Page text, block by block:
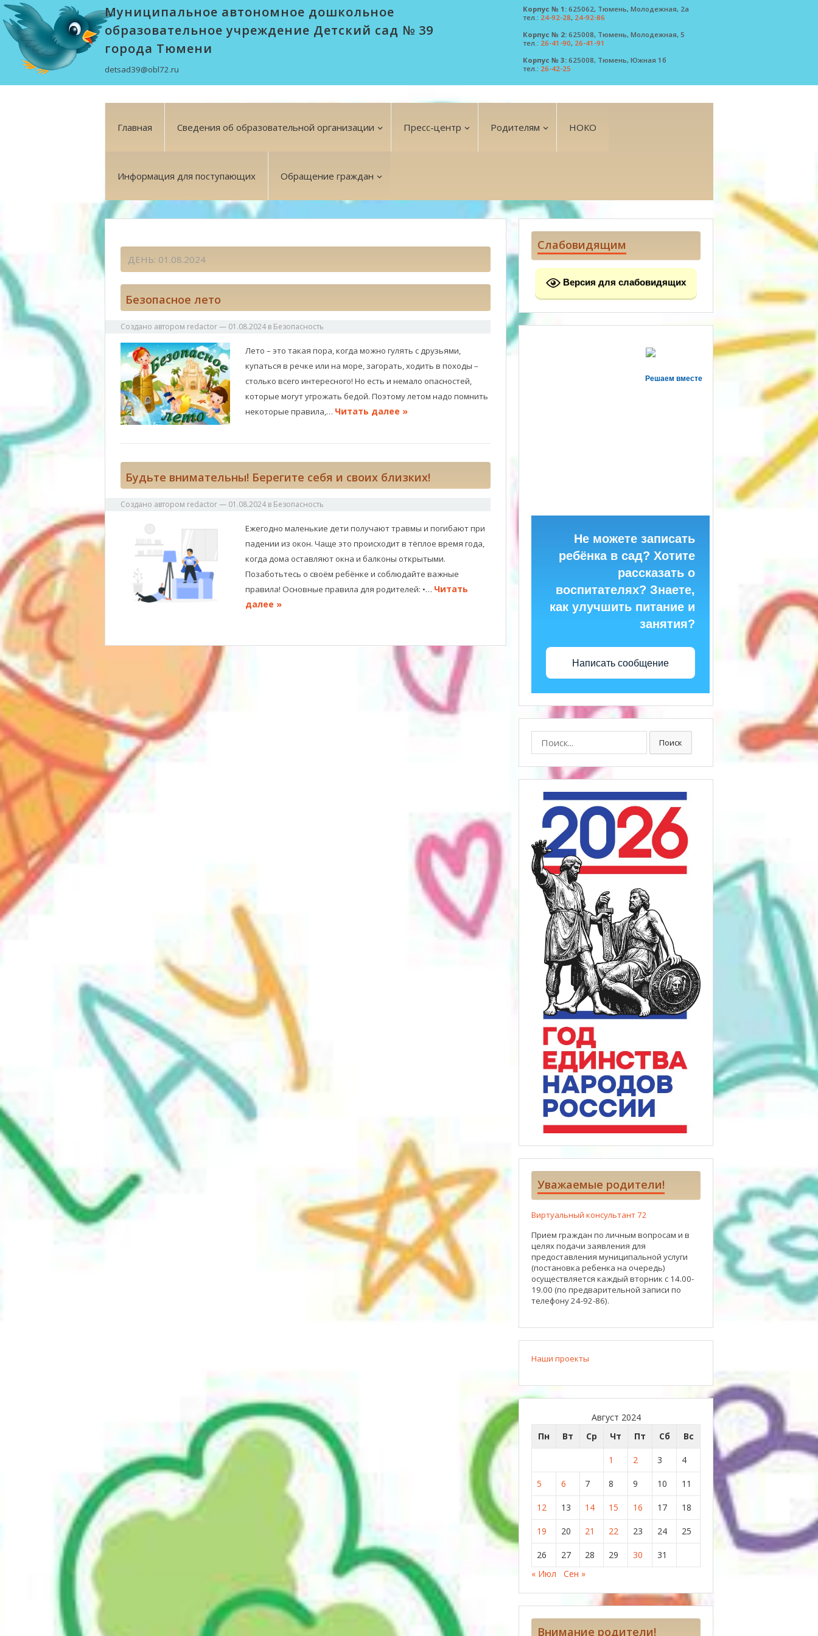
Муниципальное автономное дошкольное
образовательное учреждение Детский сад № 39
города Тюмени
detsad39@obl72.ru
Корпус № 1: 625062, Тюмень, Молодежная, 2а
тел.: 24-92-28, 24-92-86
Корпус № 2: 625008, Тюмень, Молодежная, 5
тел.: 26-41-90, 26-41-91
Корпус № 3: 625008, Тюмень, Южная 1б
тел.: 26-42-25
Главная Сведения об образовательной организации Пресс-центр Родителям НОКО
Информация для поступающих Обращение граждан
ДЕНЬ: 01.08.2024
Безопасное лето
Создано автором redactor— 01.08.2024 в Безопасность
Лето – это такая пора, когда можно гулять с друзьями,
купаться в речке или на море, загорать, ходить в походы –
столько всего интересного! Но есть и немало опасностей,
которые могут угрожать бедой. Поэтому летом надо помнить
некоторые правила,… Читать далее »
Будьте внимательны! Берегите себя и своих близких!
Создано автором redactor— 01.08.2024 в Безопасность
Ежегодно маленькие дети получают травмы и погибают при
падении из окон. Чаще это происходит в тёплое время года,
когда дома оставляют окна и балконы открытыми.
Позаботьтесь о своём ребёнке и соблюдайте важные
правила! Основные правила для родителей: •… Читать
далее »
Слабовидящим
Версия для слабовидящих
Решаем вместе
Не можете записать
ребёнка в сад? Хотите
рассказать о
воспитателях? Знаете,
как улучшить питание и
занятия?
Написать сообщение
Поиск
Уважаемые родители!
Виртуальный консультант 72
Прием граждан по личным вопросам и в
целях подачи заявления для
предоставления муниципальной услуги
(постановка ребенка на очередь)
осуществляется каждый вторник с 14.00-
19.00 (по предварительной записи по
телефону 24-92-86).
Наши проекты
Август 2024
Пн
Вт Ср Чт Пт Сб Вс
1 2 3 4
5 6 7 8 9 10 11
12 13 14 15 16 17 18
19 20 21 22 23 24 25
26 27 28 29 30
31
« Июл
Сен »
Внимание родители!